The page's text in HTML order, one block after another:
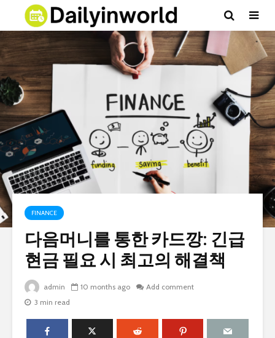
FINANCE
다음머니를 통한 카드깡: 긴급
현금 필요 시 최고의 해결책
admin 10 months ago
Add comment
3 min read